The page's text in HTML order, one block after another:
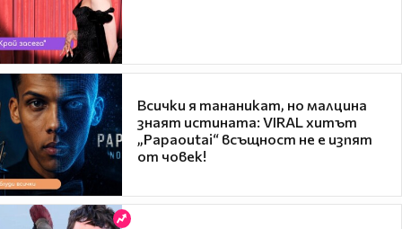
Всички я тананикат, но малцина
знаят истината: VIRAL хитът
„Papaoutai“ всъщност не е изпят
от човек!